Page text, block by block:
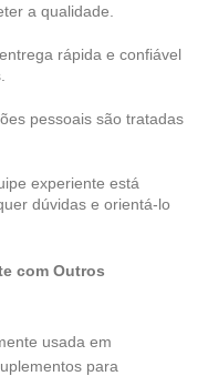
a qualidade.
rápida e confiável
pessoais são tratadas
experiente está
dúvidas e orientá-lo
com Outros
usada em
para